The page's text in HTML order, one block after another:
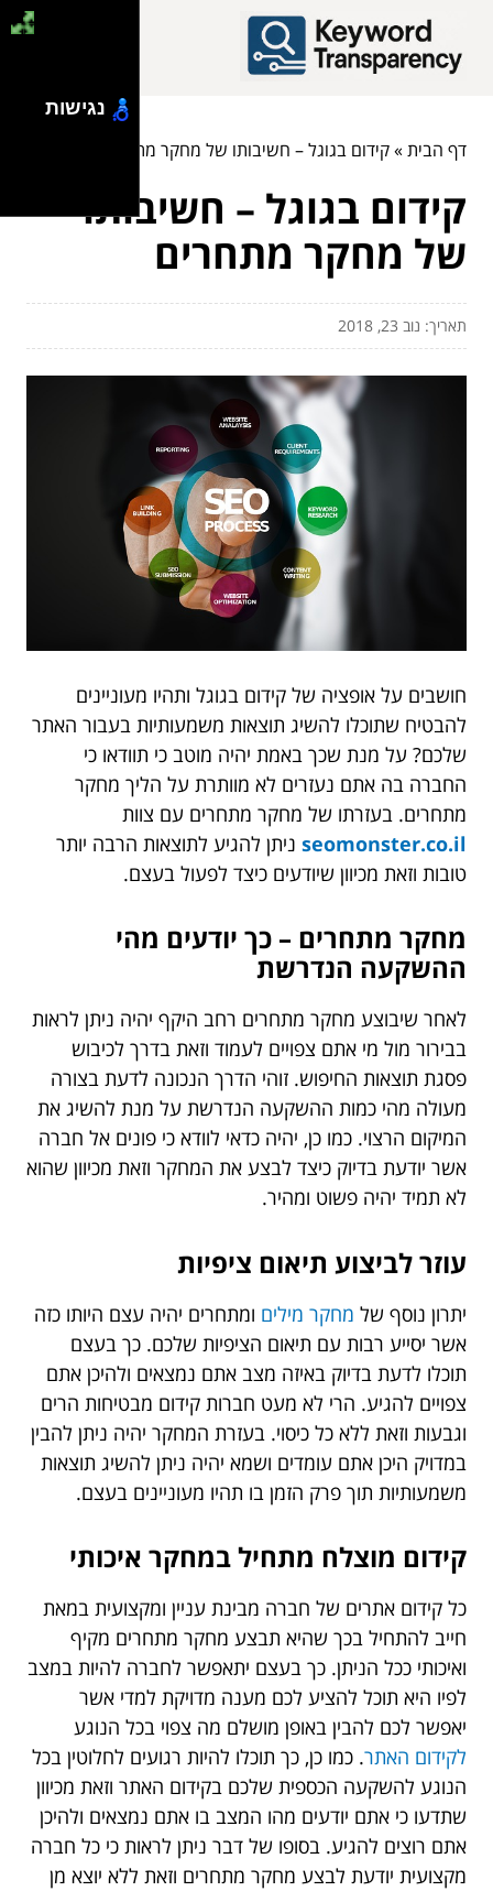
דף הבית»קידום בגוגל – חשיבותו של מחקר מתחרים
קידום בגוגל – חשיבותו
של מחקר מתחרים
תאריך: נוב 23, 2018
חושבים על אופציה של קידום בגוגל ותהיו מעוניינים
להבטיח שתוכלו להשיג תוצאות משמעותיות בעבור האתר
שלכם? על מנת שכך באמת יהיה מוטב כי תוודאו כי
החברה בה אתם נעזרים לא מוותרת על הליך מחקר
מתחרים. בעזרתו של מחקר מתחרים עם צוות
seomonster.co.il ניתן להגיע לתוצאות הרבה יותר
טובות וזאת מכיוון שיודעים כיצד לפעול בעצם.
מחקר מתחרים – כך יודעים מהי
ההשקעה הנדרשת
לאחר שיבוצע מחקר מתחרים רחב היקף יהיה ניתן לראות
בבירור מול מי אתם צפויים לעמוד וזאת בדרך לכיבוש
פסגת תוצאות החיפוש. זוהי הדרך הנכונה לדעת בצורה
מעולה מהי כמות ההשקעה הנדרשת על מנת להשיג את
המיקום הרצוי. כמו כן, יהיה כדאי לוודא כי פונים אל חברה
אשר יודעת בדיוק כיצד לבצע את המחקר וזאת מכיוון שהוא
לא תמיד יהיה פשוט ומהיר.
עוזר לביצוע תיאום ציפיות
יתרון נוסף של מחקר מילים ומתחרים יהיה עצם היותו כזה
אשר יסייע רבות עם תיאום הציפיות שלכם. כך בעצם
תוכלו לדעת בדיוק באיזה מצב אתם נמצאים ולהיכן אתם
צפויים להגיע. הרי לא מעט חברות קידום מבטיחות הרים
וגבעות וזאת ללא כל כיסוי. בעזרת המחקר יהיה ניתן להבין
במדויק היכן אתם עומדים ושמא יהיה ניתן להשיג תוצאות
משמעותיות תוך פרק הזמן בו תהיו מעוניינים בעצם.
קידום מוצלח מתחיל במחקר איכותי
כל קידום אתרים של חברה מבינת עניין ומקצועית במאת
חייב להתחיל בכך שהיא תבצע מחקר מתחרים מקיף
ואיכותי ככל הניתן. כך בעצם יתאפשר לחברה להיות במצב
לפיו היא תוכל להציע לכם מענה מדויקת למדי אשר
יאפשר לכם להבין באופן מושלם מה צפוי בכל הנוגע
לקידום האתר. כמו כן, כך תוכלו להיות רגועים לחלוטין בכל
הנוגע להשקעה הכספית שלכם בקידום האתר וזאת מכיוון
שתדעו כי אתם יודעים מהו המצב בו אתם נמצאים ולהיכן
אתם רוצים להגיע. בסופו של דבר ניתן לראות כי כל חברה
מקצועית יודעת לבצע מחקר מתחרים וזאת ללא יוצא מן
נגישות